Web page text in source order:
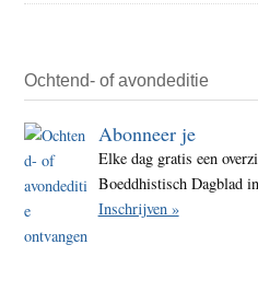
Ochtend- of avondeditie
Abonneer je
Elke dag gratis een
Boeddhistisch Dagblad
Inschrijven »